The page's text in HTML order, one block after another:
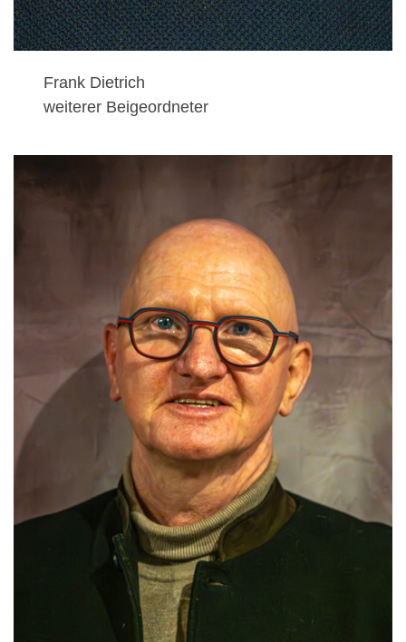
Frank Dietrich
weiterer Beigeordneter